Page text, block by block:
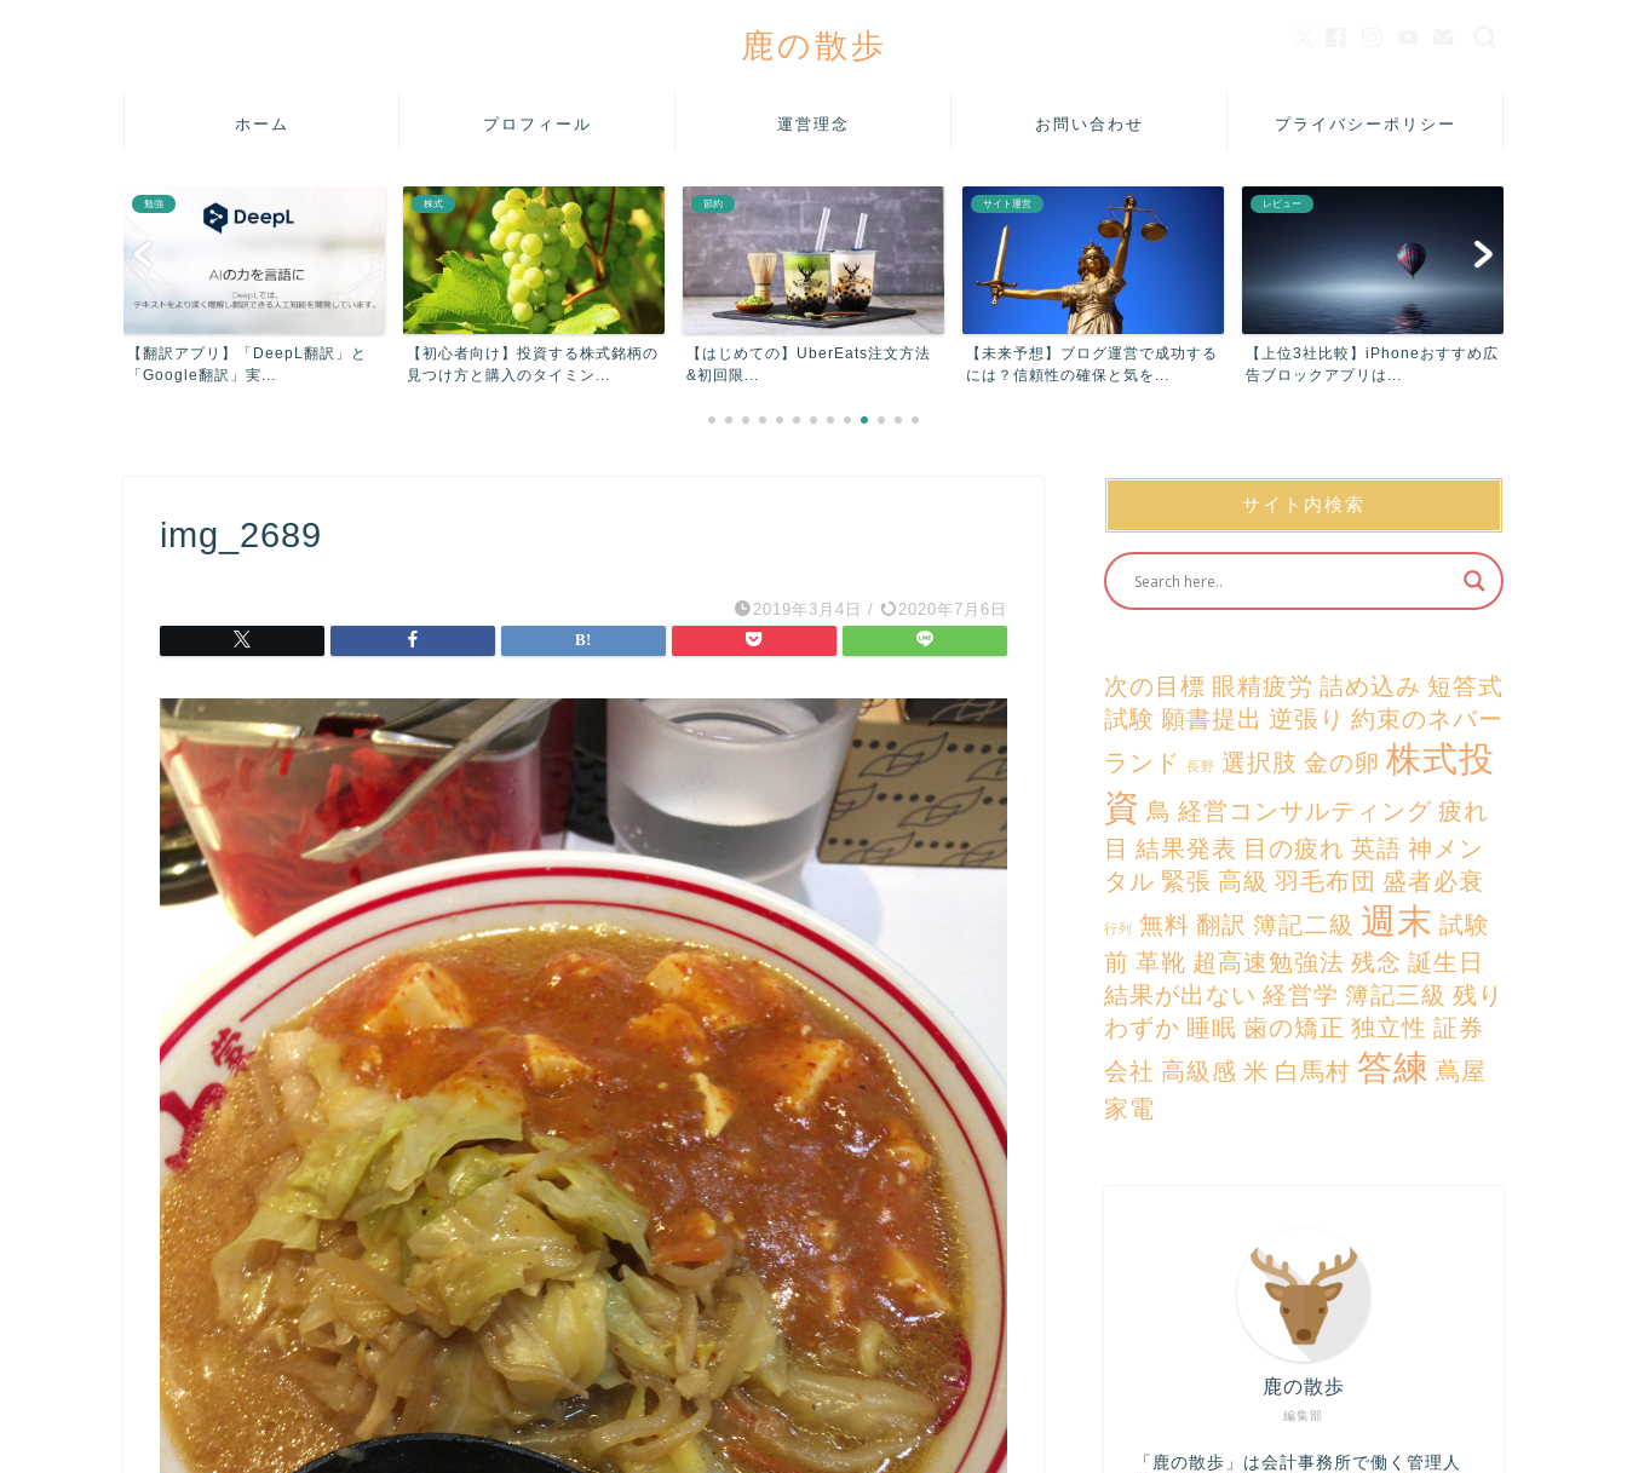
鹿の散歩
ホーム プロフィール 運営理念 お問い合わせ プライバシーポリシー
【初心者向け】投資する株式銘柄の
見つけ方と購入のタイミン...
節約
【はじめての】UberEats注文方法
&初回限...
サイト運営
【未来予想】ブログ運営で成功する
には？信頼性の確保と気を...
レビュー
【上位3社比較】iPhoneおすすめ広
告ブロックアプリは...
美容
【口コミ】フィヨーレファシナート
シャンプーAC解析実際使...
img_2689
2019年3月4日 / 2020年7月6日
サイト内検索
次の目標 眼精疲労 詰め込み 短答式
試験 願書提出 逆張り 約束のネバー
ランド
長野 選択肢 金の卵 株式投
資 鳥 経営コンサルティング 疲れ
目 結果発表 目の疲れ 英語 神メン
タル 緊張 高級 羽毛布団 盛者必衰
行列 無料 翻訳 簿記二級 週末 試験
前 革靴 超高速勉強法 残念 誕生日
結果が出ない 経営学 簿記三級 残り
わずか 睡眠 歯の矯正 独立性 証券
会社 高級感 米 白馬村 答練 蔦屋
家電
編集部
鹿の散歩
「鹿の散歩」は会計事務所で働く管理人